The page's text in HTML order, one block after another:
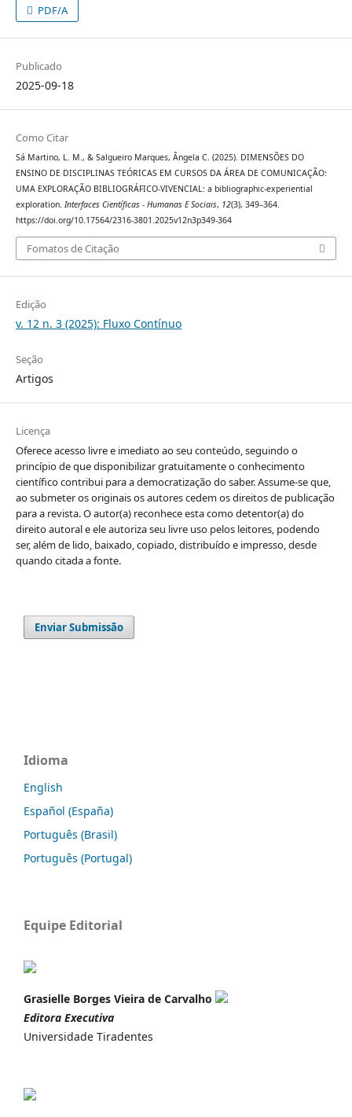
PDF/A
Publicado
2025-09-18
Como Citar
Sá Martino, L. M., & Salgueiro Marques, Ângela C. (2025). DIMENSÕES DO
ENSINO DE DISCIPLINAS TEÓRICAS EM CURSOS DA ÁREA DE COMUNICAÇÃO:
UMA EXPLORAÇÃO BIBLIOGRÁFICO-VIVENCIAL: a bibliographic-experiential
exploration. Interfaces Científicas - Humanas E Sociais, 12(3), 349–364.
https://doi.org/10.17564/2316-3801.2025v12n3p349-364
Fomatos de Citação
Edição
v. 12 n. 3 (2025): Fluxo Contínuo
Seção
Artigos
Licença
Oferece acesso livre e imediato ao seu conteúdo, seguindo o
princípio de que disponibilizar gratuitamente o conhecimento
científico contribui para a democratização do saber. Assume-se que,
ao submeter os originais os autores cedem os direitos de publicação
para a revista. O autor(a) reconhece esta como detentor(a) do
direito autoral e ele autoriza seu livre uso pelos leitores, podendo
ser, além de lido, baixado, copiado, distribuído e impresso, desde
quando citada a fonte.
Enviar Submissão
Idioma
English
Español (España)
Português (Brasil)
Português (Portugal)
Equipe Editorial
Grasielle Borges Vieira de Carvalho
Editora Executiva
Universidade Tiradentes